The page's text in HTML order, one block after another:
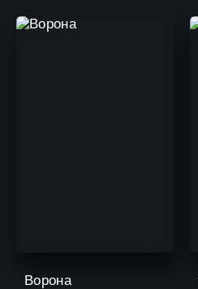
Ворона